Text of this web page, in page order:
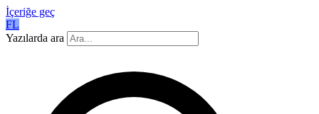
İçeriğe geç
FL
Yazılarda ara